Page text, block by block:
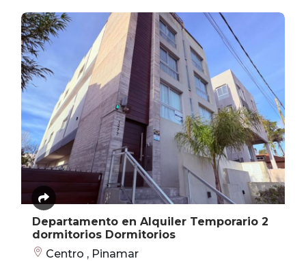
Departamento en Alquiler Temporario 2
dormitorios Dormitorios
Centro , Pinamar